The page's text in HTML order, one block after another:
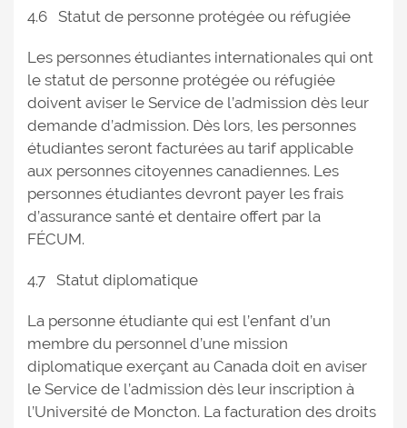
4.6 Statut de personne protégée ou réfugiée
Les personnes étudiantes internationales qui ont
le statut de personne protégée ou réfugiée
doivent aviser le Service de l’admission dès leur
demande d’admission. Dès lors, les personnes
étudiantes seront facturées au tarif applicable
aux personnes citoyennes canadiennes. Les
personnes étudiantes devront payer les frais
d’assurance santé et dentaire offert par la
FÉCUM.
4.7 Statut diplomatique
La personne étudiante qui est l’enfant d’un
membre du personnel d’une mission
diplomatique exerçant au Canada doit en aviser
le Service de l’admission dès leur inscription à
l’Université de Moncton. La facturation des droits